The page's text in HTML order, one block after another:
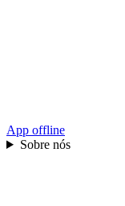
App offline
Sobre nós